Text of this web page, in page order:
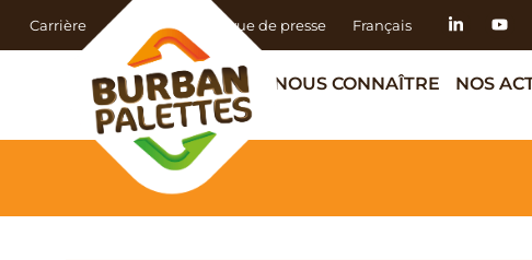
Carrière Actualités Revue de presse Français
NOUS CONNAÎTRE NOS